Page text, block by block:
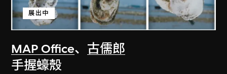
MAP Office、 古儒郎
展出中
手握蠔殼